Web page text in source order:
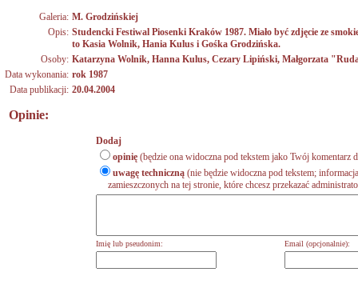
Galeria: M. Grodzińskiej
Opis: Studencki Festiwal Piosenki Kraków 1987. Miało być zdjęcie ze
to Kasia Wolnik, Hania Kulus i Gośka Grodzińska.
Osoby: Katarzyna Wolnik, Hanna Kulus, Cezary Lipiński, Małgorzata
Data wykonania: rok 1987
Data publikacji: 20.04.2004
Opinie:
Dodaj
opinię (będzie ona widoczna pod tekstem jako Twój komentarz
uwagę techniczną (nie będzie widoczna pod tekstem;
zamieszczonych na tej stronie, które chcesz przekazać
Imię lub pseudonim: Email (opcjonalnie):